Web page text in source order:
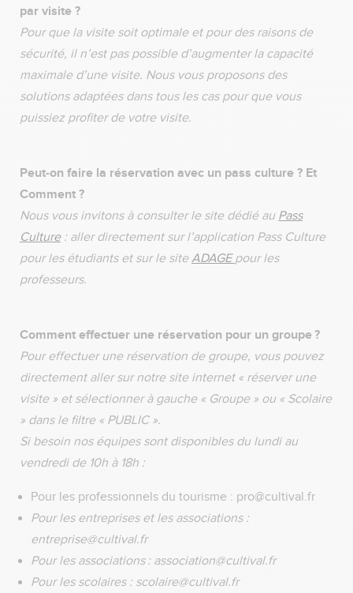
par visite ?
Pour que la visite soit optimale et pour des raisons de
sécurité, il n’est pas possible d’augmenter la capacité
maximale d’une visite. Nous vous proposons des
solutions adaptées dans tous les cas pour que vous
puissiez profiter de votre visite.
Peut-on faire la réservation avec un pass culture ? Et
Comment ?
Nous vous invitons à consulter le site dédié au Pass
Culture: aller directement sur l’application Pass Culture
pour les étudiants et sur le siteADAGEpour les
professeurs.
Comment effectuer une réservation pour un groupe ?
Pour effectuer une réservation de groupe, vous pouvez
directement aller sur notre site internet « réserver une
visite » et sélectionner à gauche « Groupe » ou « Scolaire
» dans le filtre « PUBLIC ».
Si besoin nos équipes sont disponibles du lundi au
vendredi de 10h à 18h :
Pour les professionnels du tourisme : pro@cultival.fr
Pour les entreprises et les associations :
entreprise@cultival.fr
Pour les associations : association@cultival.fr
Pour les scolaires : scolaire@cultival.fr